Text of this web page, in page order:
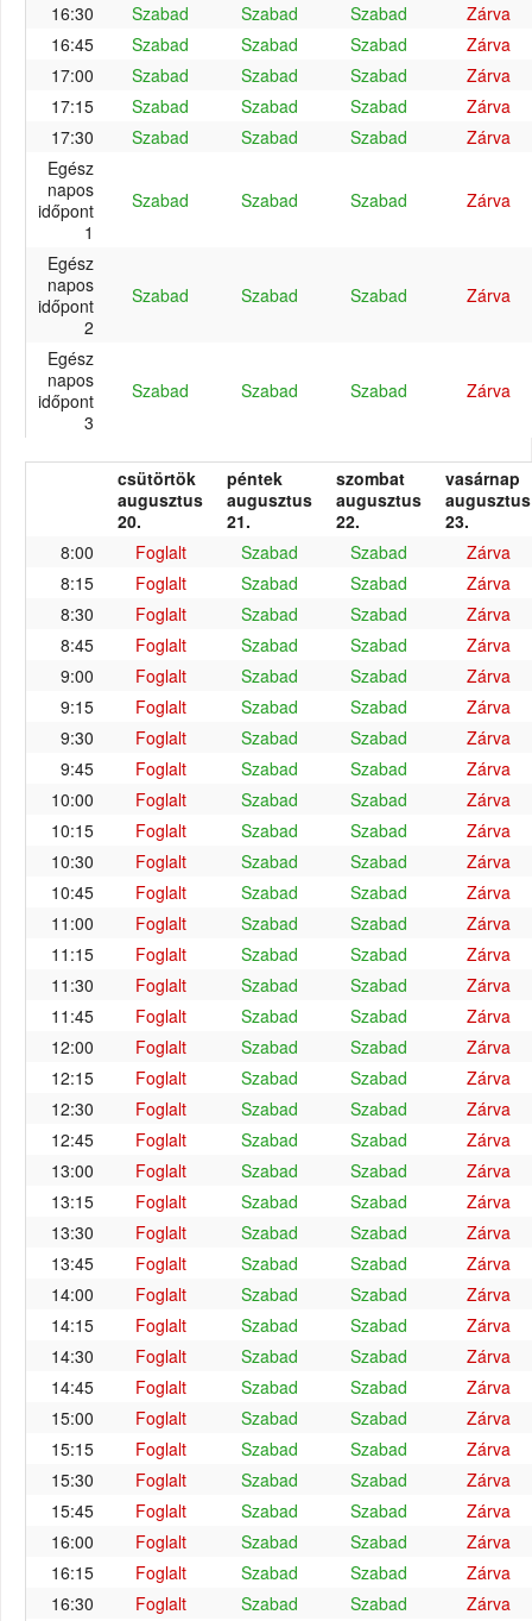
16:30 Szabad Szabad Szabad
Zárva
16:45
Szabad Szabad Szabad
Zárva
17:00
Szabad Szabad Szabad
Zárva
17:15
Szabad Szabad Szabad
Zárva
17:30
Szabad Szabad Szabad
Zárva
Egész
napos
időpont
1
Szabad Szabad Szabad Zárva
Egész
napos
időpont
2
Szabad Szabad Szabad Zárva
Egész
napos
időpont
3
Szabad Szabad Szabad Zárva
csütörtök
augusztus
20.
péntek
augusztus
21.
szombat
augusztus
22.
vasárnap
augusztus
23.
8:00
Foglalt Szabad Szabad
Zárva
8:15
Foglalt Szabad Szabad
Zárva
8:30
Foglalt Szabad Szabad
Zárva
8:45
Foglalt Szabad Szabad
Zárva
9:00
Foglalt Szabad Szabad
Zárva
9:15
Foglalt Szabad Szabad
Zárva
9:30
Foglalt Szabad Szabad
Zárva
9:45
Foglalt Szabad Szabad
Zárva
10:00
Foglalt Szabad Szabad
Zárva
10:15
Foglalt Szabad Szabad
Zárva
10:30
Foglalt Szabad Szabad
Zárva
10:45
Foglalt Szabad Szabad
Zárva
11:00
Foglalt Szabad Szabad
Zárva
11:15
Foglalt Szabad Szabad
Zárva
11:30
Foglalt Szabad Szabad
Zárva
11:45
Foglalt Szabad Szabad
Zárva
12:00
Foglalt Szabad Szabad
Zárva
12:15
Foglalt Szabad Szabad
Zárva
12:30
Foglalt Szabad Szabad
Zárva
12:45
Foglalt Szabad Szabad
Zárva
13:00
Foglalt Szabad Szabad
Zárva
13:15
Foglalt Szabad Szabad
Zárva
13:30
Foglalt Szabad Szabad
Zárva
13:45
Foglalt Szabad Szabad
Zárva
14:00
Foglalt Szabad Szabad
Zárva
14:15
Foglalt Szabad Szabad
Zárva
14:30
Foglalt Szabad Szabad
Zárva
14:45
Foglalt Szabad Szabad
Zárva
15:00
Foglalt Szabad Szabad
Zárva
15:15
Foglalt Szabad Szabad
Zárva
15:30
Foglalt Szabad Szabad
Zárva
15:45
Foglalt Szabad Szabad
Zárva
16:00
Foglalt Szabad Szabad
Zárva
16:15
Foglalt Szabad Szabad
Zárva
16:30
Foglalt Szabad Szabad
Zárva